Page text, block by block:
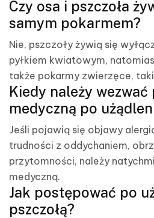
Czy osa i pszczoła
samym pokarmem?
Nie, pszczoły żywią się
pyłkiem kwiatowym,
także pokarmy zwierzęce,
Kiedy należy wezwać
medyczną po
Jeśli pojawią się objawy
trudności z oddychaniem,
przytomności, należy
medyczną.
Jak postępować po
pszczołą?